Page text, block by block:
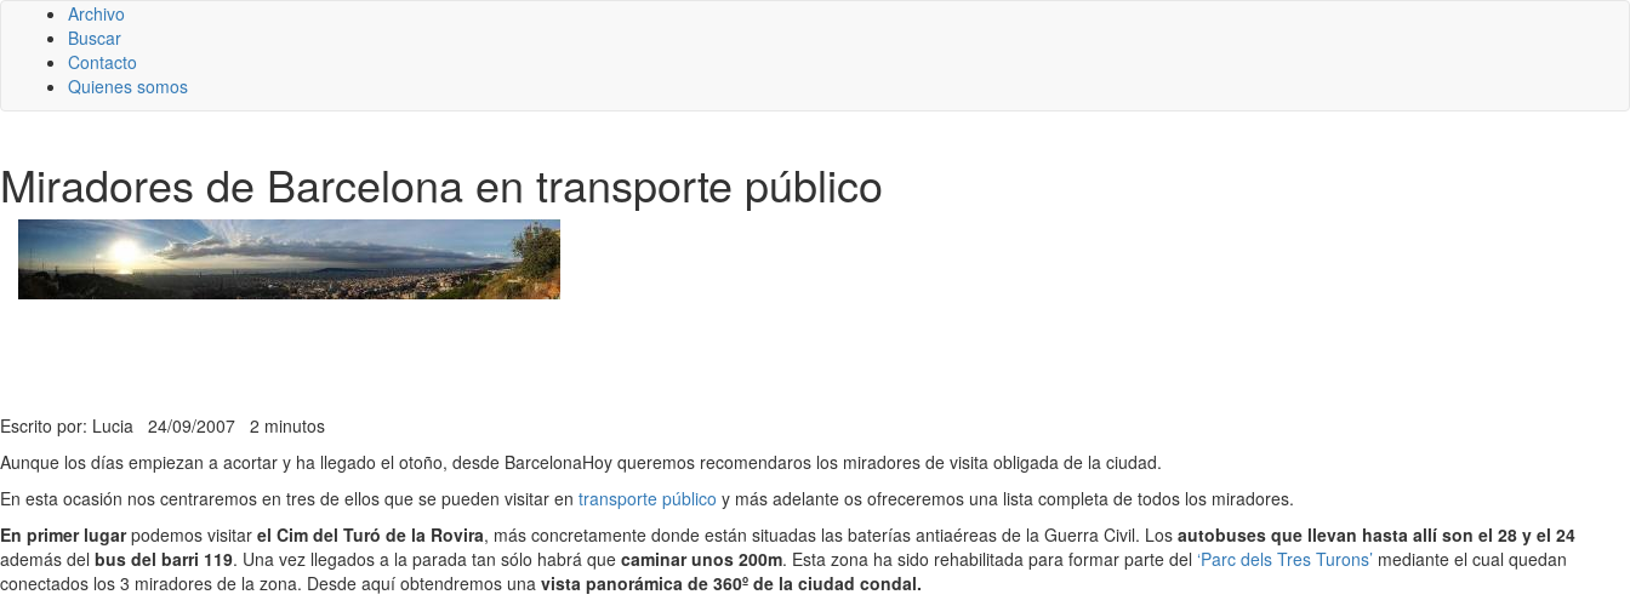
Archivo
Buscar
Contacto
Quienes somos
Miradores de Barcelona en transporte público
Escrito por: Lucia 24/09/2007 2 minutos
Aunque los días empiezan a acortar y ha llegado el otoño, desde BarcelonaHoy queremos recomendaros los miradores de visita obligada de la ciudad.
En esta ocasión nos centraremos en tres de ellos que se pueden visitar en transporte público y más adelante os ofreceremos una lista completa de todos los miradores.
En primer lugarpodemos visitar el Cim del Turó de la Rovira, más concretamente donde están situadas las baterías antiaéreas de la Guerra Civil. Los autobuses que llevan hasta allí son el 28 y el 24
además del bus del barri 119. Una vez llegados a la parada tan sólo habrá que caminar unos 200m. Esta zona ha sido rehabilitada para formar parte del ‘Parc dels Tres Turons’ mediante el cual quedan
conectados los 3 miradores de la zona. Desde aquí obtendremos una vista panorámica de 360º de la ciudad condal.